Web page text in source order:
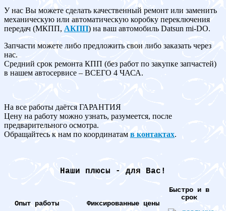
У нас Вы можете сделать качественный ремонт или заменить
механическую или автоматическую коробку переключения
передач (МКПП, АКПП) на ваш автомобиль Datsun mi-DO.
Запчасти можете либо предложить свои либо заказать через
нас.
Средний срок ремонта КПП (без работ по закупке запчастей)
в нашем автосервисе – ВСЕГО 4 ЧАСА.
На все работы даётся ГАРАНТИЯ
Цену на работу можно узнать, разумеется, после
предварительного осмотра.
Обращайтесь к нам по координатам в контактах.
Наши плюсы - для Вас!
Опыт работы Фиксированные цены
Быстро и в
срок